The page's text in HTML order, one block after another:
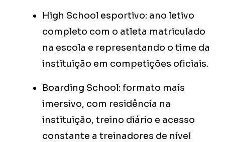
High School esportivo: ano letivo
completo com o atleta matriculado
na escola e representando o time da
instituição em competições oficiais.
Boarding School: formato mais
imersivo, com residência na
instituição, treino diário e acesso
constante a treinadores de nível